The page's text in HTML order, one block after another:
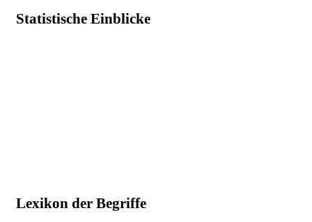
Statistische Einblicke
Lexikon der Begriffe